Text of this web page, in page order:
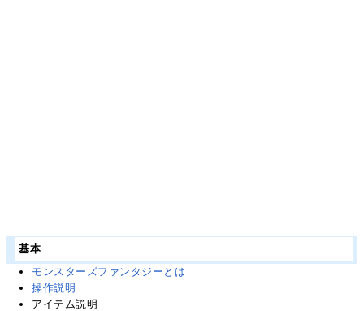
基本
モンスターズファンタジーとは
操作説明
アイテム説明